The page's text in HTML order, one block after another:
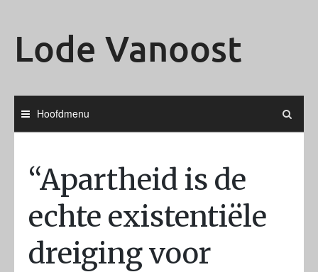
Lode Vanoost
Hoofdmenu
“Apartheid is de
echte existentiële
dreiging voor